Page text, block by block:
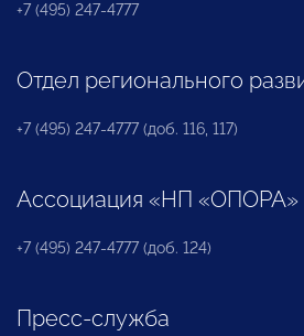
+7 (495) 247-4777
Отдел регионального
+7 (495) 247-4777 (доб. 116, 117)
Ассоциация «НП «ОПОРА»
+7 (495) 247-4777 (доб. 124)
Пресс-служба